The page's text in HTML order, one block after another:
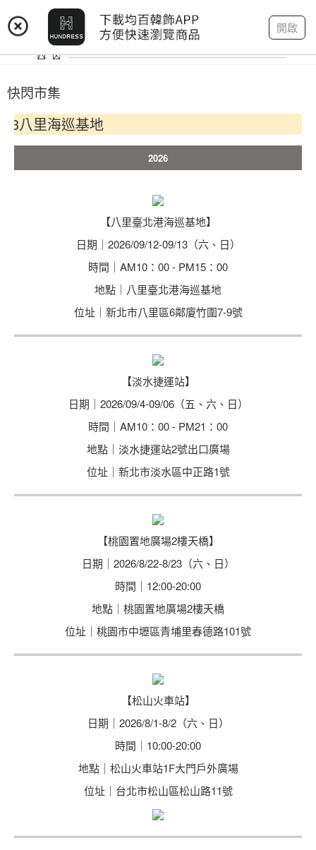
開啟
登入 註冊 我的帳戶
快閃市集
海巡基地
2026
【八里臺北港海巡基地】
日期｜2026/09/12-09/13（六、日）
時間｜AM10：00 - PM15：00
地點｜八里臺北港海巡基地
位址｜新北市八里區6鄰廈竹圍7-9號
【淡水捷運站】
日期｜2026/09/4-09/06（五、六、日）
時間｜AM10：00 - PM21：00
地點｜淡水捷運站2號出口廣場
位址｜新北市淡水區中正路1號
【桃園置地廣場2樓天橋】
日期｜2026/8/22-8/23（六、日）
時間｜12:00-20:00
地點｜桃園置地廣場2樓天橋
位址｜桃園市中壢區青埔里春德路101號
【松山火車站】
日期｜2026/8/1-8/2（六、日）
時間｜10:00-20:00
地點｜松山火車站1F大門戶外廣場
位址｜台北市松山區松山路11號